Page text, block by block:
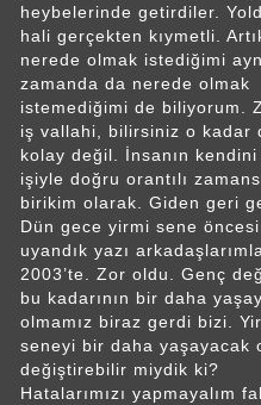
heybelerinde getirdiler.
hali gerçekten kıymetli.
nerede olmak istediğimi
zamanda da nerede olmak
istemediğimi de biliyorum.
iş vallahi, bilirsiniz o kadar
kolay değil. İnsanın kendini
işiyle doğru orantılı
birikim olarak. Giden geri
Dün gece yirmi sene
uyandık yazı
2003’te. Zor oldu. Genç
bu kadarının bir daha
olmamız biraz gerdi bizi.
seneyi bir daha yaşayacak
değiştirebilir miydik ki?
Hatalarımızı yapmayalım